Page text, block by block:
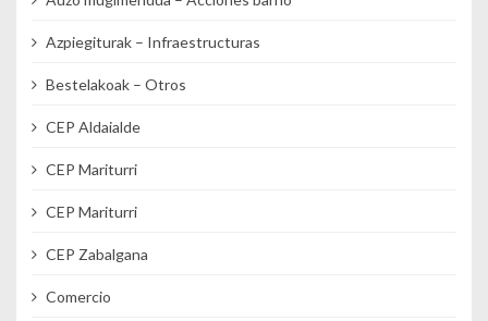
Azpiegiturak – Infraestructuras
Bestelakoak – Otros
CEP Aldaialde
CEP Mariturri
CEP Mariturri
CEP Zabalgana
Comercio